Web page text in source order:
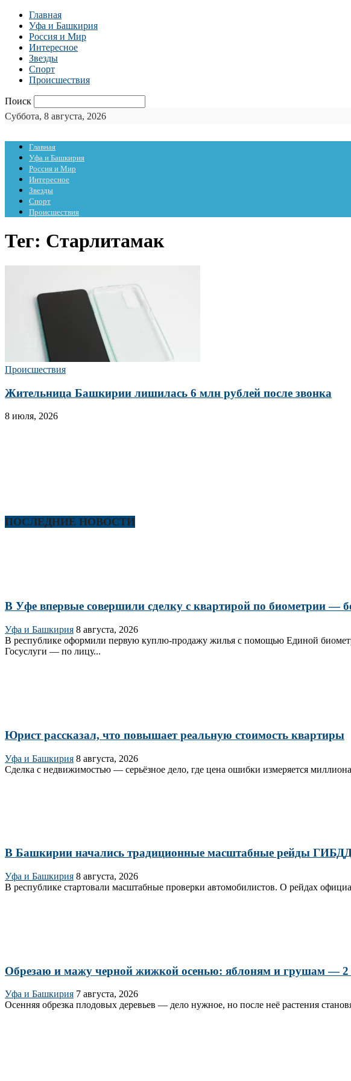
Главная
Уфа и Башкирия
Россия и Мир
Интересное
Звезды
Спорт
Происшествия
Поиск
Суббота, 8 августа, 2026
Главная
Уфа и Башкирия
Россия и Мир
Интересное
Звезды
Спорт
Происшествия
Тег: Старлитамак
Происшествия
Жительница Башкирии лишилась 6 млн рублей после звонка
8 июля, 2026
ПОСЛЕДНИЕ НОВОСТИ
В Уфе впервые совершили сделку с квартирой по биометрии —
Уфа и Башкирия 8 августа, 2026
В республике оформили первую куплю‑продажу жилья с помощью Единой
Госуслуги — по лицу...
Юрист рассказал, что повышает реальную стоимость квартиры
Уфа и Башкирия 8 августа, 2026
Сделка с недвижимостью — серьёзное дело, где цена ошибки измеряется
В Башкирии начались традиционные масштабные рейды
Уфа и Башкирия 8 августа, 2026
В республике стартовали масштабные проверки автомобилистов. О рейдах
Обрезаю и мажу черной жижкой осенью: яблоням и грушам — 2
Уфа и Башкирия 7 августа, 2026
Осенняя обрезка плодовых деревьев — дело нужное, но после неё растения